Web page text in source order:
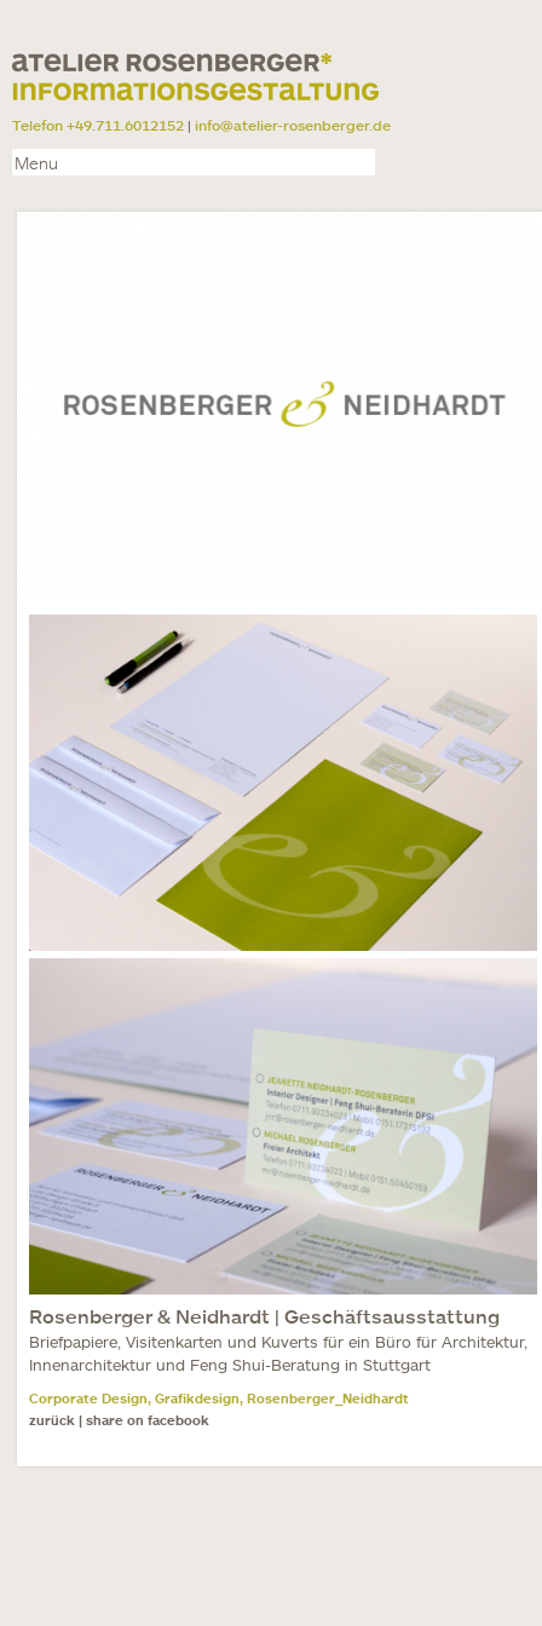
Telefon +49.711.6012152 | info@atelier-rosenberger.de
Rosenberger & Neidhardt | Geschäftsausstattung
Briefpapiere, Visitenkarten und Kuverts für ein Büro für Architektur,
Innenarchitektur und Feng Shui-Beratung in Stuttgart
Corporate Design,Grafikdesign, Rosenberger_Neidhardt
zurück |share on facebook